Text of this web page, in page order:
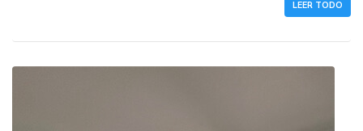
LEER TODO